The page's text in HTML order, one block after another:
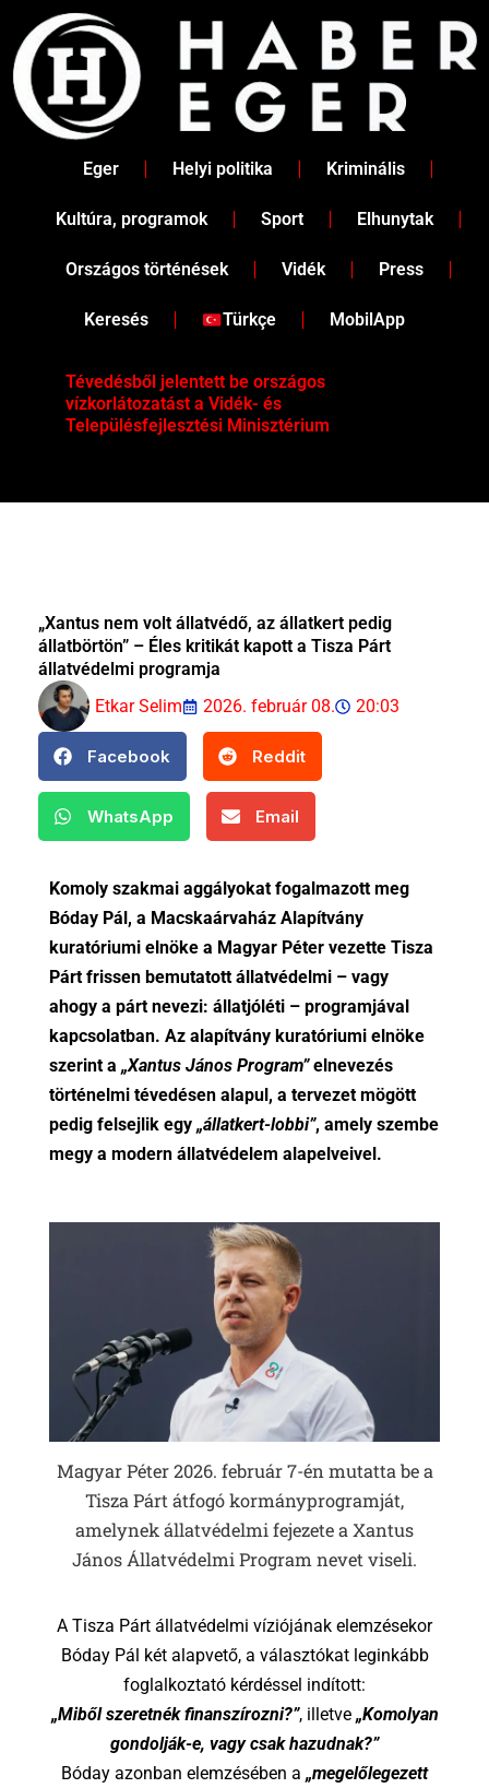
content
Eger Helyi politika Kriminális
Kultúra, programok Sport Elhunytak
Országos történések Vidék Press
Keresés Türkçe MobilApp
Tévedésből jelentett be országos
vízkorlátozatást a Vidék- és
Településfejlesztési Minisztérium
„Xantus nem volt állatvédő, az állatkert pedig
állatbörtön” – Éles kritikát kapott a Tisza Párt
állatvédelmi programja
Etkar Selim
2026. február 08. 20:03
Facebook Reddit
WhatsApp Email
Komoly szakmai aggályokat fogalmazott meg
Bóday Pál, a Macskaárvaház Alapítvány
kuratóriumi elnöke a Magyar Péter vezette Tisza
Párt frissen bemutatott állatvédelmi – vagy
ahogy a párt nevezi: állatjóléti – programjával
kapcsolatban. Az alapítvány kuratóriumi elnöke
szerint a„Xantus János Program”elnevezés
történelmi tévedésen alapul, a tervezet mögött
pedig felsejlik egy„állatkert-lobbi”, amely szembe
megy a modern állatvédelem alapelveivel.
Magyar Péter 2026. február 7-én mutatta be a
Tisza Párt átfogó kormányprogramját,
amelynek állatvédelmi fejezete a Xantus
János Állatvédelmi Program nevet viseli.
A Tisza Párt állatvédelmi víziójának elemzésekor
Bóday Pál két alapvető, a választókat leginkább
foglalkoztató kérdéssel indított:
„Miből szeretnék finanszírozni?”, illetve „Komolyan
gondolják-e, vagy csak hazudnak?”
Bóday azonban elemzésében a „megelőlegezett